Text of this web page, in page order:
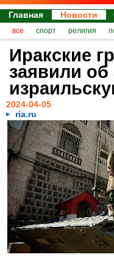
Главная Новости
все спорт религия
Иракские
заявили об
2024-04-05
ria.ru